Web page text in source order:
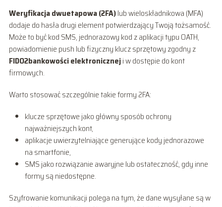
Weryfikacja dwuetapowa (2FA)lub wieloskładnikowa (MFA)
dodaje do hasła drugi element potwierdzający Twoją tożsamość.
Może to być kod SMS, jednorazowy kod z aplikacji typu OATH,
powiadomienie push lub fizyczny klucz sprzętowy zgodny z
FIDO2bankowości elektroniczneji w dostępie do kont
firmowych.
Warto stosować szczególnie takie formy 2FA:
klucze sprzętowe jako główny sposób ochrony
najważniejszych kont,
aplikacje uwierzytelniające generujące kody jednorazowe
na smartfonie,
SMS jako rozwiązanie awaryjne lub ostateczność, gdy inne
formy są niedostępne.
Szyfrowanie komunikacji polega na tym, że dane wysyłane są w